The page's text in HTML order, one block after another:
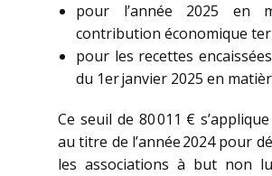
pour l’année 2025 en
contribution économique
pour les recettes
du 1er janvier 2025 en
Ce seuil de 80 011 €
au titre de l’année 2024 pour
les associations à but non